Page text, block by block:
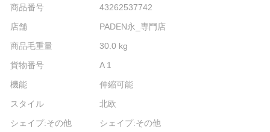
商品番号
43262537742
店舗
PADEN永_専門店
商品毛重量
30.0 kg
貨物番号
A 1
機能
伸縮可能
スタイル
北欧
シェイプ:その他
シェイプ:その他